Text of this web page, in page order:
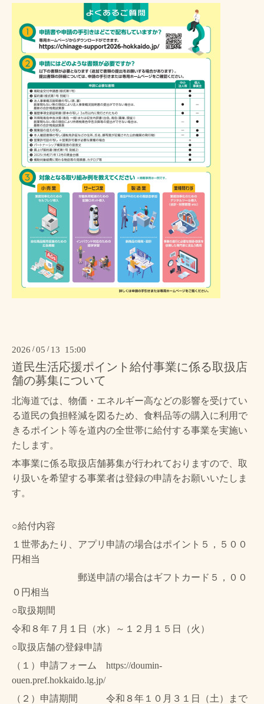
2026 /05 / 13 15:00
道民生活応援ポイント給付事業に係る取扱店
舗の募集について
北海道では、物価・エネルギー高などの影響を受けてい
る道民の負担軽減を図るため、食料品等の購入に利用で
きるポイント等を道内の全世帯に給付する事業を実施い
たします。
本事業に係る取扱店舗募集が行われておりますので、取
り扱いを希望する事業者は登録の申請をお願いいたしま
す。
○給付内容
１世帯あたり、アプリ申請の場合はポイント５，５００
円相当
郵送申請の場合はギフトカード５，００
０円相当
○取扱期間
令和８年７月１日（水）～１２月１５日（火）
○取扱店舗の登録申請
（１）申請フォーム https://doumin-
ouen.pref.hokkaido.lg.jp/
（２）申請期間 令和８年１０月３１日（土）まで